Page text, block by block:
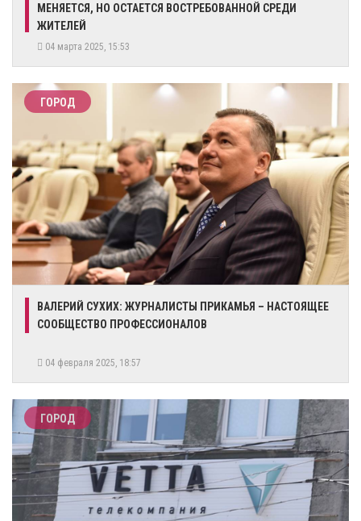
МЕНЯЕТСЯ, НО ОСТАЕТСЯ ВОСТРЕБОВАННОЙ СРЕДИ
ЖИТЕЛЕЙ
04 марта 2025, 15:53
ГОРОД
​ВАЛЕРИЙ СУХИХ: ЖУРНАЛИСТЫ ПРИКАМЬЯ – НАСТОЯЩЕЕ
СООБЩЕСТВО ПРОФЕССИОНАЛОВ
04 февраля 2025, 18:57
ГОРОД